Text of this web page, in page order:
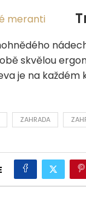
skvělou
je na každém
ZAHRADA